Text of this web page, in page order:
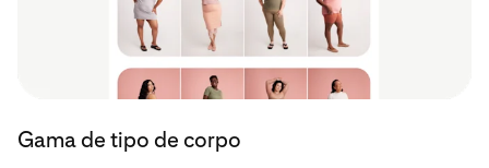
Gama de tipo de corpo